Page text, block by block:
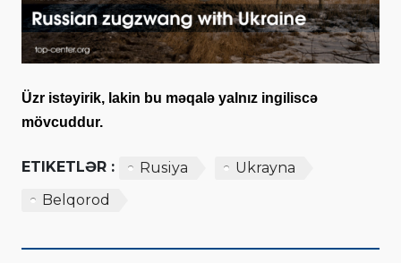
Üzr istəyirik, lakin bu məqalə yalnız ingiliscə
mövcuddur.
ETIKETLƏR : Rusiya
Ukrayna
Belqorod